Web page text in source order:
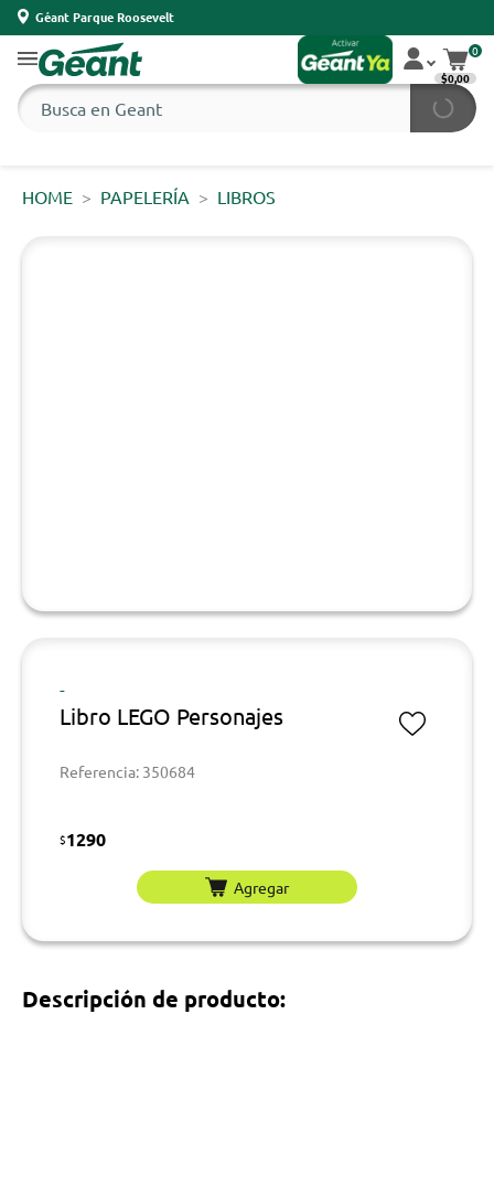
Géant Parque Roosevelt
0
$0,00
HOME PAPELERÍA LIBROS
-
Libro LEGO Personajes
Referencia: 350684
$1290
Agregar
Descripción de producto: